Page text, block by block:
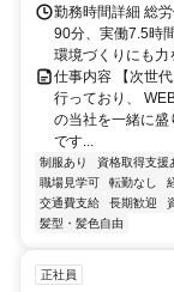
勤務時間詳細 総
90分、実働7.5時
環境づくりにも力
仕事内容 【次世
行っており、
の当社を一緒に
です...
制服あり 資格取得支援
職場見学可
転勤なし
交通費支給
長期歓迎
髪型・髪色自由
正社員